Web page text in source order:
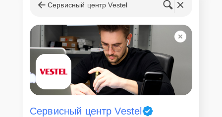
Сервисный центр Vestel
Сервисный центр Vestel